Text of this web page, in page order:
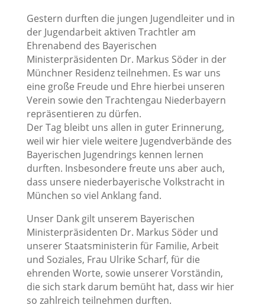
Gestern durften die jungen Jugendleiter und in
der Jugendarbeit aktiven Trachtler am
Ehrenabend des Bayerischen
Ministerpräsidenten Dr. Markus Söder in der
Münchner Residenz teilnehmen. Es war uns
eine große Freude und Ehre hierbei unseren
Verein sowie den Trachtengau Niederbayern
repräsentieren zu dürfen.
Der Tag bleibt uns allen in guter Erinnerung,
weil wir hier viele weitere Jugendverbände des
Bayerischen Jugendrings kennen lernen
durften. Insbesondere freute uns aber auch,
dass unsere niederbayerische Volkstracht in
München so viel Anklang fand.
Unser Dank gilt unserem Bayerischen
Ministerpräsidenten Dr. Markus Söder und
unserer Staatsministerin für Familie, Arbeit
und Soziales, Frau Ulrike Scharf, für die
ehrenden Worte, sowie unserer Vorständin,
die sich stark darum bemüht hat, dass wir hier
so zahlreich teilnehmen durften.